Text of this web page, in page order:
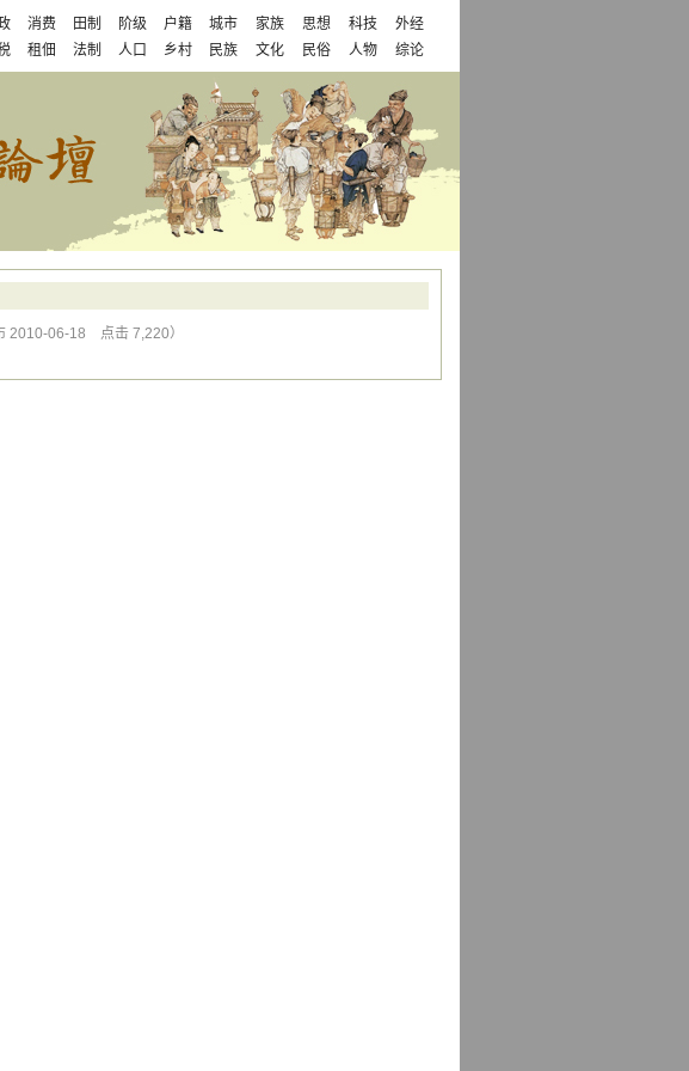
消费 田制 阶级 户籍 城市 家族 思想 科技
外经
租佃 法制 人口 乡村 民族 文化 民俗 人物 综论
2010-06-18 点击 7,220）